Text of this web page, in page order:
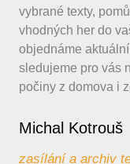
vybrané texty,
vhodných her do
objednáme
sledujeme pro vás
počiny z domova i
Michal Kotrouš
zasílání a archiv